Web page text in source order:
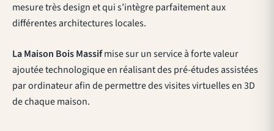
mesure très design et qui s’intègre parfaitement aux
différentes architectures locales.
La Maison BoisMassifmise sur un service à forte valeur
ajoutée technologique en réalisant des pré-études assistées
par ordinateur afin de permettre des visites virtuelles en 3D
de chaque maison.